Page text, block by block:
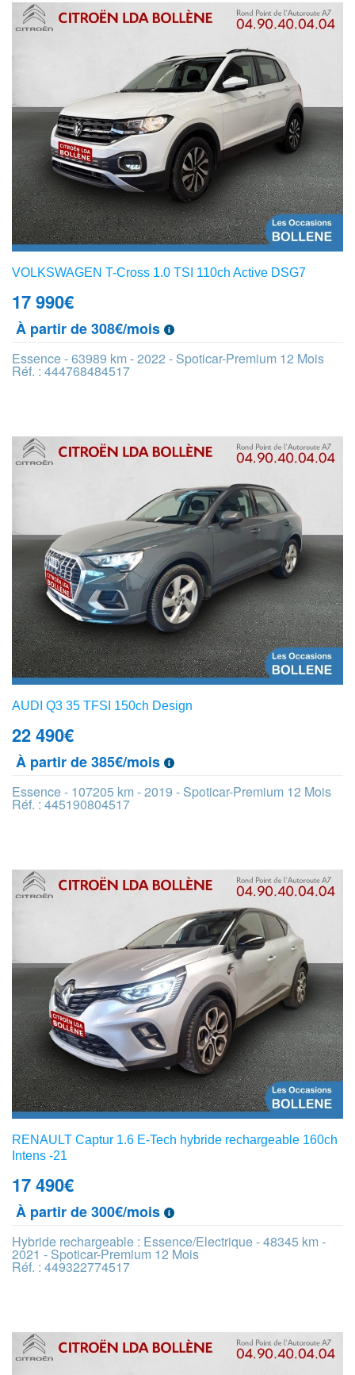
VOLKSWAGEN T-Cross 1.0 TSI 110ch Active DSG7
17 990€
À partir de 308€/mois
Essence - 63989 km - 2022 - Spoticar-Premium 12 Mois
Réf. : 444768484517
AUDI Q3 35 TFSI 150ch Design
22 490€
À partir de 385€/mois
Essence - 107205 km - 2019 - Spoticar-Premium 12 Mois
Réf. : 445190804517
RENAULT Captur 1.6 E-Tech hybride rechargeable 160ch
Intens -21
17 490€
À partir de 300€/mois
Hybride rechargeable : Essence/Electrique - 48345 km -
2021 - Spoticar-Premium 12 Mois
Réf. : 449322774517